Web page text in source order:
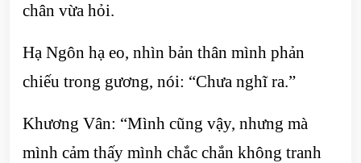
chân vừa hỏi.
Hạ Ngôn hạ eo, nhìn bản thân mình phản
chiếu trong gương, nói: “Chưa nghĩ ra.”
Khương Vân: “Mình cũng vậy, nhưng mà
mình cảm thấy mình chắc chắn không tranh